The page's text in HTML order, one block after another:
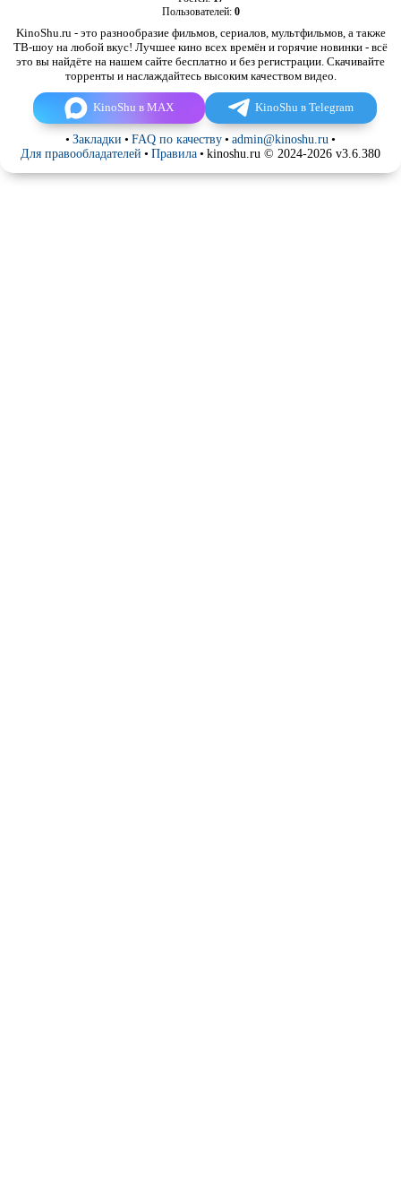
Пользователей: 0
KinoShu.ru - это разнообразие фильмов, сериалов, мультфильмов, а также
ТВ-шоу на любой вкус! Лучшее кино всех времён и горячие новинки - всё
это вы найдёте на нашем сайте бесплатно и без регистрации. Скачивайте
торренты и наслаждайтесь высоким качеством видео.
KinoShu в MAX KinoShu в Telegram
• Закладки • FAQ по качеству • admin@kinoshu.ru •
Для правообладателей • Правила • kinoshu.ru © 2024-2026 v3.6.380